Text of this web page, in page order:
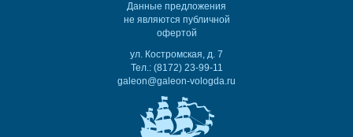
Данные предложения
не являются публичной
офертой
ул. Костромская, д. 7
Тел.: (8172) 23-99-11
galeon@galeon-vologda.ru